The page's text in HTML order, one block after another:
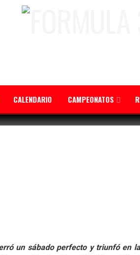
CALENDARIO CAMPEONATOS
un sábado perfecto y triunfó en